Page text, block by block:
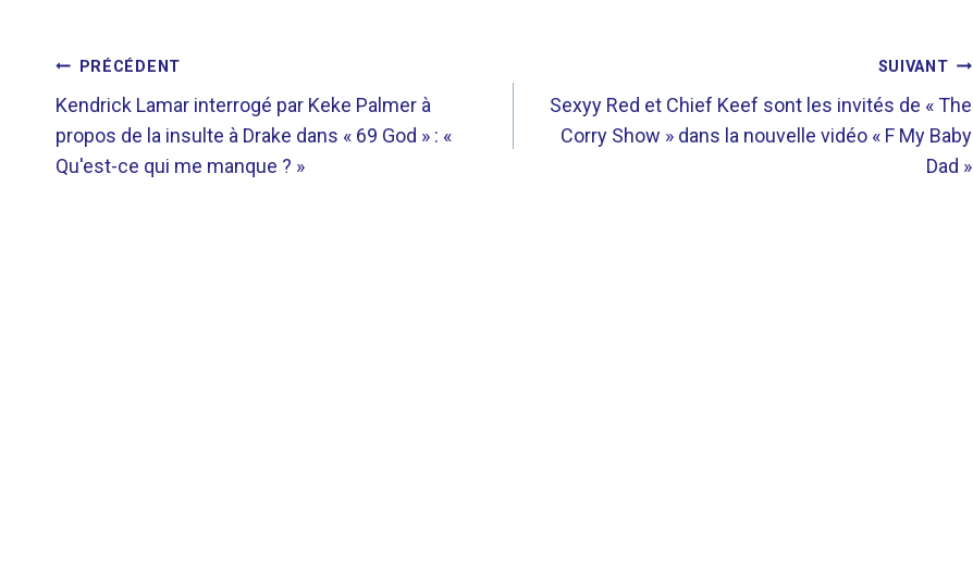
NAVIGATION
DE
L’ARTICLE
PRÉCÉDENT
Kendrick Lamar interrogé par Keke Palmer à
propos de la insulte à Drake dans « 69 God » : «
Qu'est-ce qui me manque ? »
SUIVANT
Sexyy Red et Chief Keef sont les invités de « The
Corry Show » dans la nouvelle vidéo « F My Baby
Dad »